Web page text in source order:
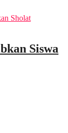
Siswa